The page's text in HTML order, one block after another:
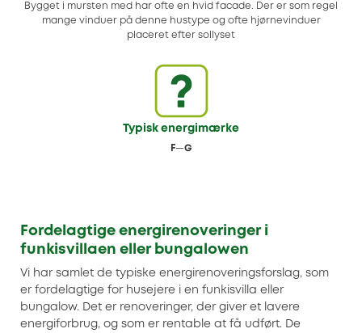
Bygget i mursten med har ofte en hvid facade. Der er som regel
mange vinduer på denne hustype og ofte hjørnevinduer
placeret efter sollyset
Typisk energimærke
F—G
Fordelagtige energirenoveringer i
funkisvillaen eller bungalowen
Vi har samlet de typiske energirenoveringsforslag, som
er fordelagtige for husejere i en funkisvilla eller
bungalow. Det er renoveringer, der giver et lavere
energiforbrug, og som er rentable at få udført. De